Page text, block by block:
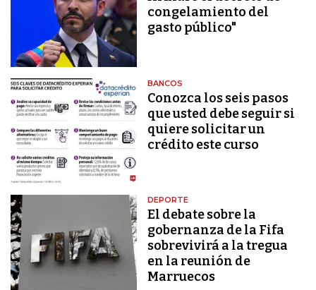
congelamiento del
gasto público"
BANCOS
Conozca los seis pasos
que usted debe seguir si
quiere solicitar un
crédito este curso
DEPORTE
El debate sobre la
gobernanza de la Fifa
sobrevivirá a la tregua
en la reunión de
Marruecos